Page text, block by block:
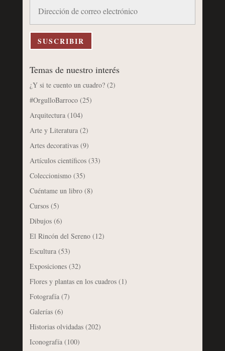
correo
electrónico
SUSCRIBIR
Temas de nuestro interés
¿Y si te cuento un cuadro?(2)
#OrgulloBarroco(25)
Arquitectura(104)
Arte y Literatura(2)
Artes decorativas(9)
Artículos científicos(33)
Coleccionismo(35)
Cuéntame un libro(8)
Cursos(5)
Dibujos(6)
El Rincón del Sereno(12)
Escultura(53)
Exposiciones(32)
Flores y plantas en los cuadros(1)
Fotografía(7)
Galerías(6)
Historias olvidadas(202)
Iconografía(100)